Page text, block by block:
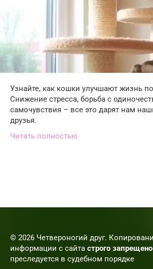
Узнайте, как кошки улучшают жизнь
Снижение стресса, борьба с
самочувствия – все это дарят нам
друзья.
Читать полностью
© 2026 Четвероногий друг.
информации с сайта строго запрещено
преследуется в судебном порядке